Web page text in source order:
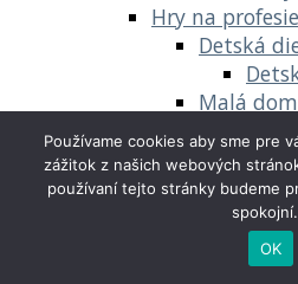
Hry na profesie
Detská
Malá
Malá
Malá
Kreatívne a
Používame cookies aby sme pre
zážitok z našich webových
používaní tejto stránky budeme
spokojní.
OK